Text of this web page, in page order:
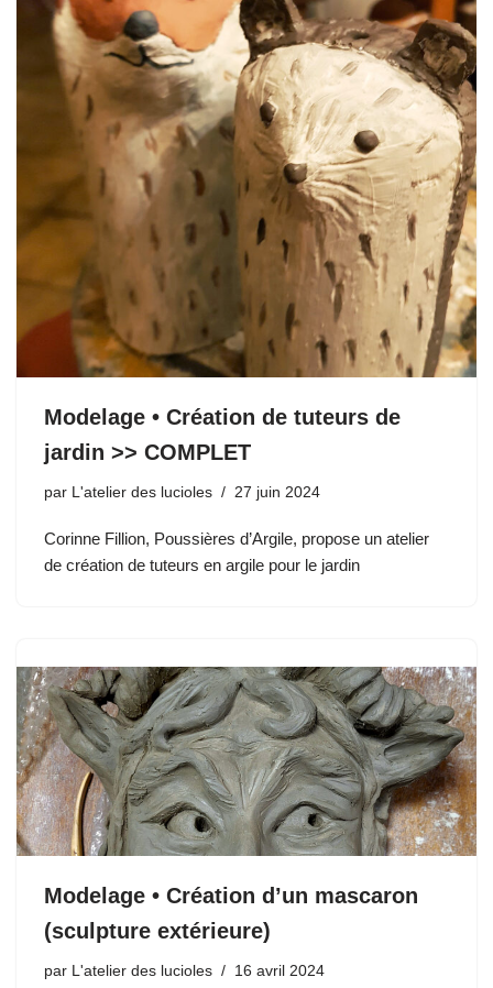
Modelage • Création de tuteurs de
jardin >> COMPLET
par L'atelier des lucioles 27 juin 2024
Corinne Fillion, Poussières d’Argile, propose un atelier
de création de tuteurs en argile pour le jardin
Modelage • Création d’un mascaron
(sculpture extérieure)
par L'atelier des lucioles 16 avril 2024